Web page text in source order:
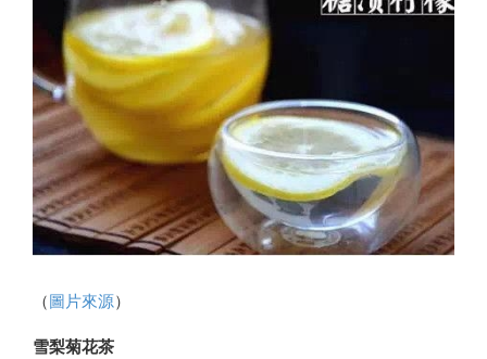
（圖片來源）
雪梨菊花茶